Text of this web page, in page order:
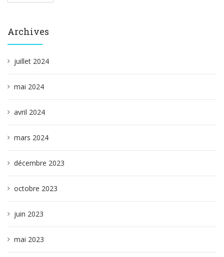
Archives
juillet 2024
mai 2024
avril 2024
mars 2024
décembre 2023
octobre 2023
juin 2023
mai 2023